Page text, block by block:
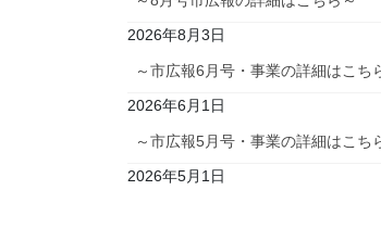
2026年8月3日
～市広報6月号・事業の詳細はこち
2026年6月1日
～市広報5月号・事業の詳細はこち
2026年5月1日